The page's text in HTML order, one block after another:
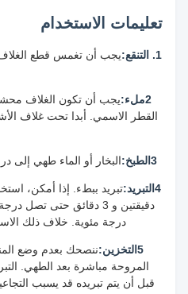
تعليمات الاستخدام
1. التنقع:
يجب أن تغمس قطع الغلاف
2ملء:
القطر الاسمي. أبدا تحت غلاف
3الطبخ: البخار أو الماء طهي إلى
4التبريد:
تبريد ببطء. إذا أمكن،
درجة مئوية. خلاف ذلك
5التخزين:
ننصحك بعدم وضع
المروحة مباشرة بعد الطهي.
قبل أن يتم تبريده قد يسبب